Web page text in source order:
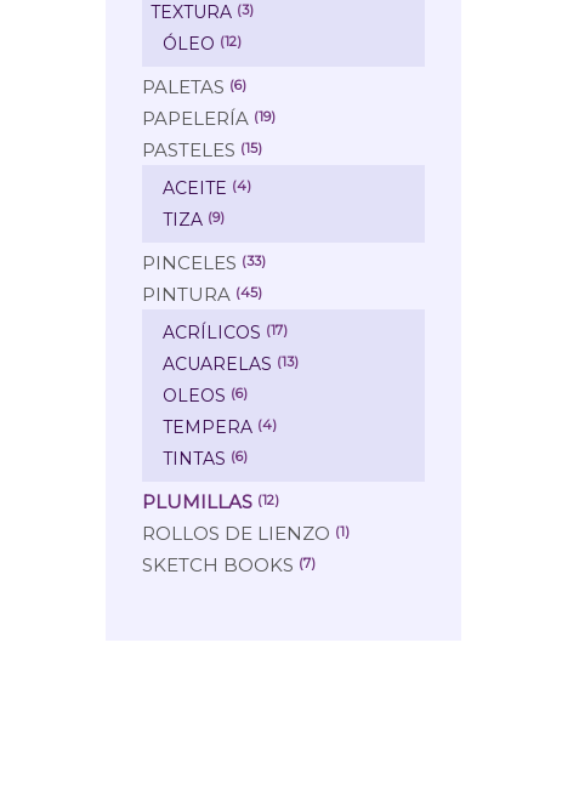
TEXTURA (3)
ÓLEO (12)
PALETAS (6)
PAPELERÍA (19)
PASTELES (15)
ACEITE (4)
TIZA (9)
PINCELES (33)
PINTURA (45)
ACRÍLICOS (17)
ACUARELAS (13)
OLEOS (6)
TEMPERA (4)
TINTAS (6)
PLUMILLAS (12)
ROLLOS DE LIENZO (1)
SKETCH BOOKS (7)